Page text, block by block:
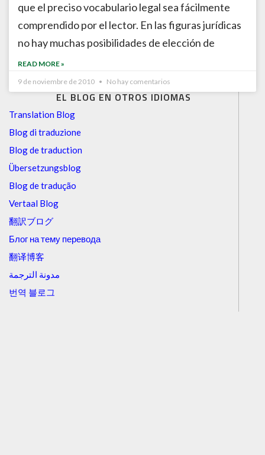
EL BLOG EN OTROS IDIOMAS
Translation Blog
Blog di traduzione
Blog de traduction
Übersetzungsblog
Blog de tradução
Vertaal Blog
翻訳ブログ
Блог на тему перевода
翻译博客
مدونة الترجمة
번역 블로그
que el preciso vocabulario legal sea fácilmente
comprendido por el lector. En las figuras jurídicas
no hay muchas posibilidades de elección de
READ MORE »
9 de noviembre de 2010
No hay comentarios